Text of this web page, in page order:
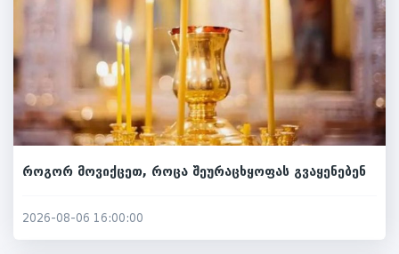
როგორ მოვიქცეთ, როცა შეურაცხყოფას გვაყენებენ
2026-08-06 16:00:00